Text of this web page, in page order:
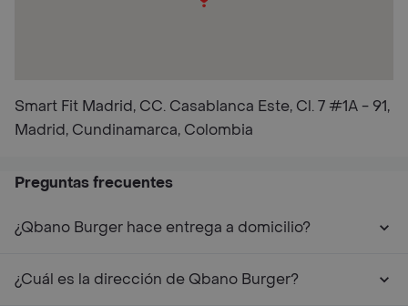
Smart Fit Madrid, CC. Casablanca Este, Cl. 7 #1A - 91,
Madrid, Cundinamarca, Colombia
Preguntas frecuentes
¿Qbano Burger hace entrega a domicilio?
¿Cuál es la dirección de Qbano Burger?